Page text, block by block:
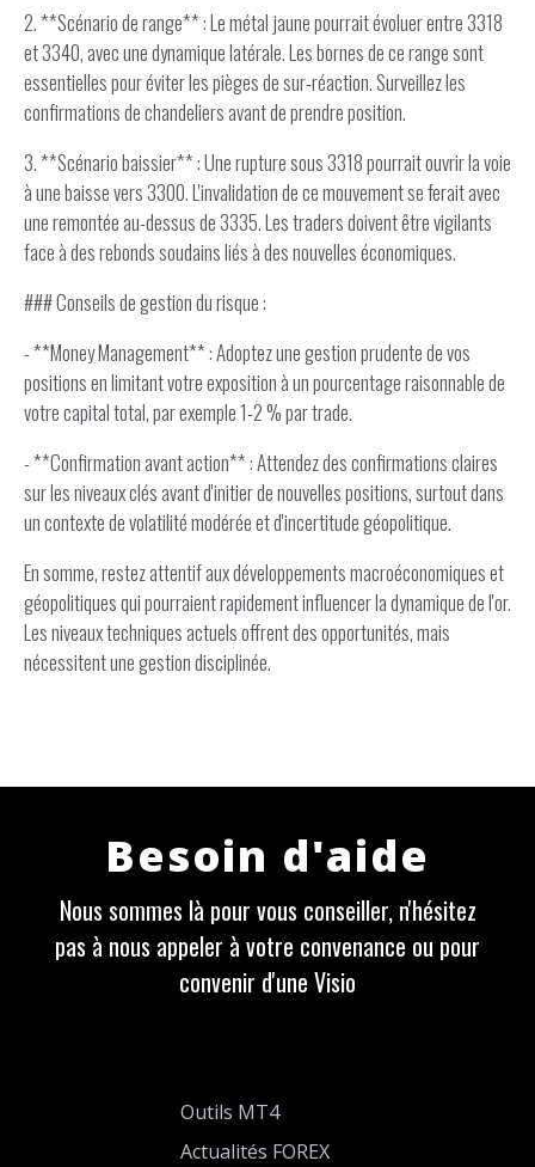
2. **Scénario de range** : Le métal jaune pourrait évoluer entre 3318
et 3340, avec une dynamique latérale. Les bornes de ce range sont
essentielles pour éviter les pièges de sur-réaction. Surveillez les
confirmations de chandeliers avant de prendre position.
3. **Scénario baissier** : Une rupture sous 3318 pourrait ouvrir la voie
à une baisse vers 3300. L'invalidation de ce mouvement se ferait avec
une remontée au-dessus de 3335. Les traders doivent être vigilants
face à des rebonds soudains liés à des nouvelles économiques.
### Conseils de gestion du risque :
- **Money Management** : Adoptez une gestion prudente de vos
positions en limitant votre exposition à un pourcentage raisonnable de
votre capital total, par exemple 1-2 % par trade.
- **Confirmation avant action** : Attendez des confirmations claires
sur les niveaux clés avant d'initier de nouvelles positions, surtout dans
un contexte de volatilité modérée et d'incertitude géopolitique.
En somme, restez attentif aux développements macroéconomiques et
géopolitiques qui pourraient rapidement influencer la dynamique de l'or.
Les niveaux techniques actuels offrent des opportunités, mais
nécessitent une gestion disciplinée.
Besoin d'aide
Nous sommes là pour vous conseiller, n'hésitez
pas à nous appeler à votre convenance ou pour
convenir d'une Visio
Outils MT4
Actualités FOREX